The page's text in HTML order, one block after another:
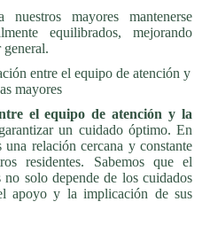
nuestros mayores mantenerse
equilibrados, mejorando
entre el equipo de atención y
mayores
el equipo de atención y la
un cuidado óptimo. En
una relación cercana y constante
residentes. Sabemos que el
no solo depende de los cuidados
apoyo y la implicación de sus